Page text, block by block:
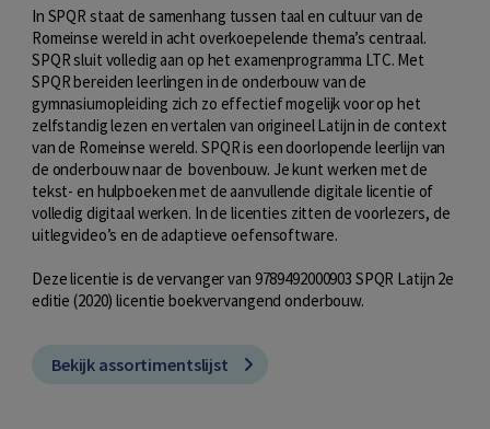
In SPQR staat de samenhang tussen taal en cultuur van de
Romeinse wereld in acht overkoepelende thema’s centraal.
SPQR sluit volledig aan op het examenprogramma LTC. Met
SPQR bereiden leerlingen in de onderbouw van de
gymnasiumopleiding zich zo effectief mogelijk voor op het
zelfstandig lezen en vertalen van origineel Latijn in de context
van de Romeinse wereld. SPQR is een doorlopende leerlijn van
de onderbouw naar de bovenbouw. Je kunt werken met de
tekst- en hulpboeken met de aanvullende digitale licentie of
volledig digitaal werken. In de licenties zitten de voorlezers, de
uitlegvideo’s en de adaptieve oefensoftware.
Deze licentie is de vervanger van 9789492000903 SPQR Latijn 2e
editie (2020) licentie boekvervangend onderbouw.
Bekijk assortimentslijst